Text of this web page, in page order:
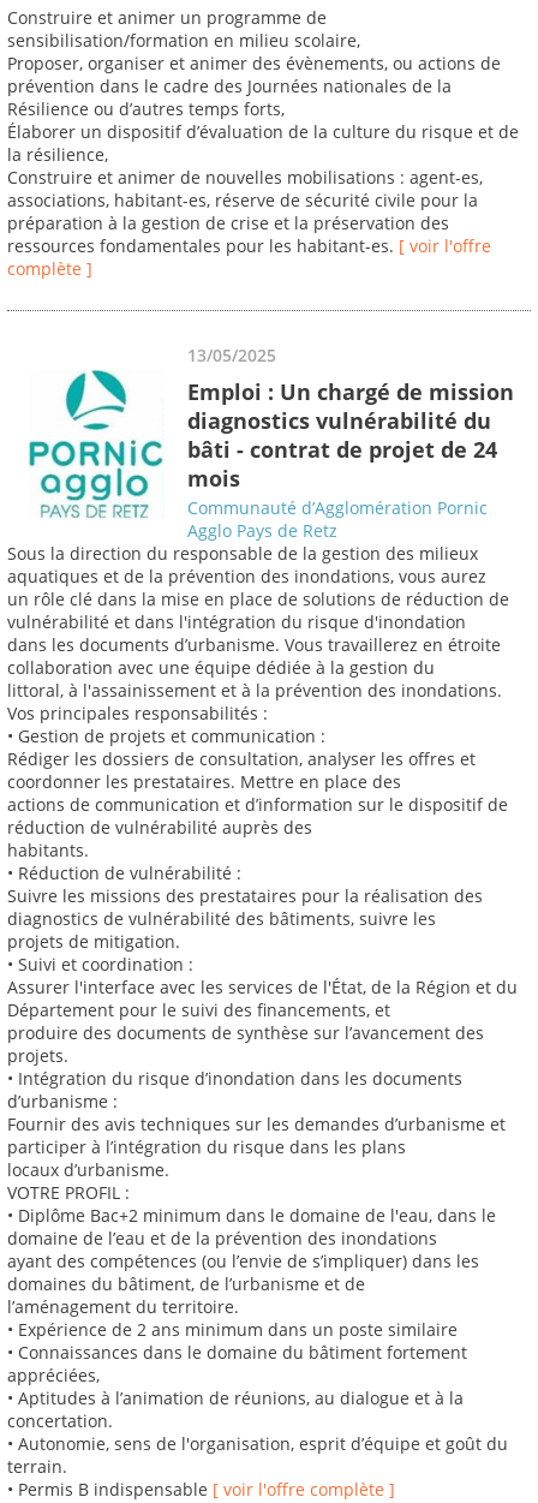
Construire et animer un programme de
sensibilisation/formation en milieu scolaire,
Proposer, organiser et animer des évènements, ou actions de
prévention dans le cadre des Journées nationales de la
Résilience ou d’autres temps forts,
Élaborer un dispositif d’évaluation de la culture du risque et de
la résilience,
Construire et animer de nouvelles mobilisations : agent-es,
associations, habitant-es, réserve de sécurité civile pour la
préparation à la gestion de crise et la préservation des
ressources fondamentales pour les habitant-es. [ voir l'offre
complète ]
13/05/2025
Emploi : Un chargé de mission
diagnostics vulnérabilité du
bâti - contrat de projet de 24
mois
Communauté d’Agglomération Pornic
Agglo Pays de Retz
Sous la direction du responsable de la gestion des milieux
aquatiques et de la prévention des inondations, vous aurez
un rôle clé dans la mise en place de solutions de réduction de
vulnérabilité et dans l'intégration du risque d'inondation
dans les documents d’urbanisme. Vous travaillerez en étroite
collaboration avec une équipe dédiée à la gestion du
littoral, à l'assainissement et à la prévention des inondations.
Vos principales responsabilités :
• Gestion de projets et communication :
Rédiger les dossiers de consultation, analyser les offres et
coordonner les prestataires. Mettre en place des
actions de communication et d’information sur le dispositif de
réduction de vulnérabilité auprès des
habitants.
• Réduction de vulnérabilité :
Suivre les missions des prestataires pour la réalisation des
diagnostics de vulnérabilité des bâtiments, suivre les
projets de mitigation.
• Suivi et coordination :
Assurer l'interface avec les services de l'État, de la Région et du
Département pour le suivi des financements, et
produire des documents de synthèse sur l’avancement des
projets.
• Intégration du risque d’inondation dans les documents
d’urbanisme :
Fournir des avis techniques sur les demandes d’urbanisme et
participer à l’intégration du risque dans les plans
locaux d’urbanisme.
VOTRE PROFIL :
• Diplôme Bac+2 minimum dans le domaine de l'eau, dans le
domaine de l’eau et de la prévention des inondations
ayant des compétences (ou l’envie de s’impliquer) dans les
domaines du bâtiment, de l’urbanisme et de
l’aménagement du territoire.
• Expérience de 2 ans minimum dans un poste similaire
• Connaissances dans le domaine du bâtiment fortement
appréciées,
• Aptitudes à l’animation de réunions, au dialogue et à la
concertation.
• Autonomie, sens de l'organisation, esprit d’équipe et goût du
terrain.
• Permis B indispensable [ voir l'offre complète ]